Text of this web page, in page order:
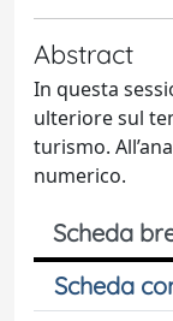
Abstract
In questa
ulteriore sul
turismo.
numerico.
Scheda
Scheda